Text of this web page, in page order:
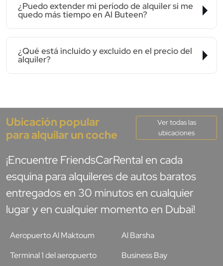
¿Puedo extender mi período de alquiler si me
quedo más tiempo en Al Buteen?
¿Qué está incluido y excluido en el precio del
alquiler?
Ubicación popular
para alquilar un coche
Ver todas las
ubicaciones
¡Encuentre FriendsCarRental en cada
esquina para alquileres de autos baratos
entregados en 30 minutos en cualquier
lugar y en cualquier momento en Dubai!
Aeropuerto Al Maktoum
Terminal 1 del aeropuerto
Al Barsha
Business Bay